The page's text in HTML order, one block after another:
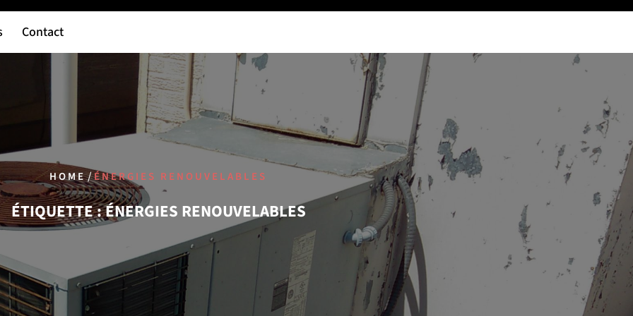
Contact
HOME/ÉNERGIES RENOUVELABLES
ÉTIQUETTE :ÉNERGIES RENOUVELABLES